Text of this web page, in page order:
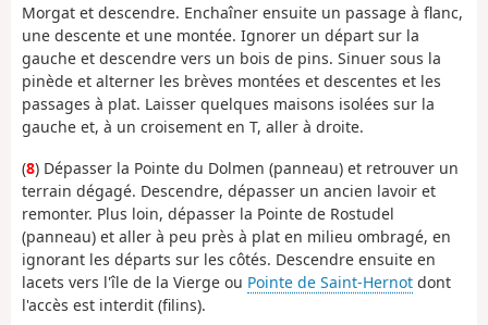
Morgat et descendre. Enchaîner ensuite un passage à flanc,
une descente et une montée. Ignorer un départ sur la
gauche et descendre vers un bois de pins. Sinuer sous la
pinède et alterner les brèves montées et descentes et les
passages à plat. Laisser quelques maisons isolées sur la
gauche et, à un croisement en T, aller à droite.
(8) Dépasser la Pointe du Dolmen (panneau) et retrouver un
terrain dégagé. Descendre, dépasser un ancien lavoir et
remonter. Plus loin, dépasser la Pointe de Rostudel
(panneau) et aller à peu près à plat en milieu ombragé, en
ignorant les départs sur les côtés. Descendre ensuite en
lacets vers l'île de la Vierge ou Pointe de Saint-Hernot dont
l'accès est interdit (filins).